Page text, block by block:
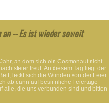
-- Es ist wieder soweit
an dem sich ein Cosmonaut nicht
freut. An diesem Tag liegt der
leckt sich die Wunden von der Feier
ab dann auf besinnliche Feiertage
alle, die uns verbunden sind und bitten